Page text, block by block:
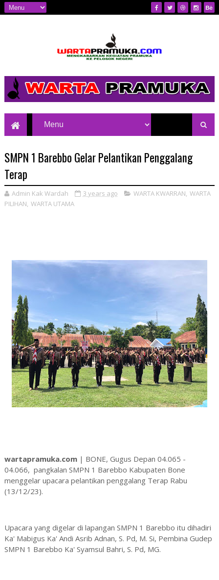
Pelosok Negeri
SMPN 1 Barebbo Gelar Pelantikan Penggalang
Terap
Admin Kak Wardah 3 years ago WARTA KWARRAN, WARTA
PILIHAN, WARTA UTAMA
wartapramuka.com| BONE, Gugus Depan 04.065 -
04.066, pangkalan SMPN 1 Barebbo Kabupaten Bone
menggelar upacara pelantikan penggalang Terap Rabu
(13/12/23).
Upacara yang digelar di lapangan SMPN 1 Barebbo itu dihadiri
Ka' Mabigus Ka' Andi Asrib Adnan, S. Pd, M. Si, Pembina Gudep
SMPN 1 Barebbo Ka' Syamsul Bahri, S. Pd, MG.